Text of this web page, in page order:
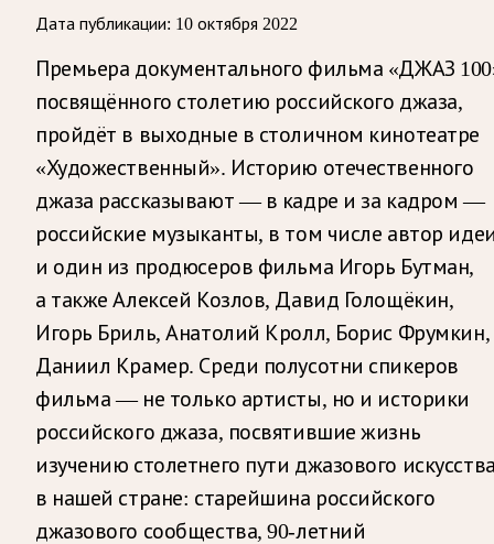
Дата публикации: 10 октября 2022
Премьера документального фильма «ДЖАЗ
посвящённого столетию российского джаза,
пройдёт в выходные в столичном кинотеатре
«Художественный». Историю отечественного
джаза рассказывают — в кадре и за кадром —
российские музыканты, в том числе автор
и один из продюсеров фильма Игорь Бутман,
а также Алексей Козлов, Давид Голощёкин,
Игорь Бриль, Анатолий Кролл, Борис Фрумкин,
Даниил Крамер. Среди полусотни спикеров
фильма — не только артисты, но и историки
российского джаза, посвятившие жизнь
изучению столетнего пути джазового
в нашей стране: старейшина российского
джазового сообщества, 90-летний